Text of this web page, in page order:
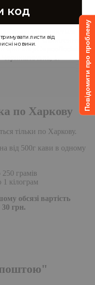
Повідомити про проблему
оформити
його в нашій
обробки замовлення;
за
по Харкову
тільки по Харкову.
від 500г кави в одному
грамів
1 кілограм
обсязі вартість
30 грн.
код
листи від
новини.